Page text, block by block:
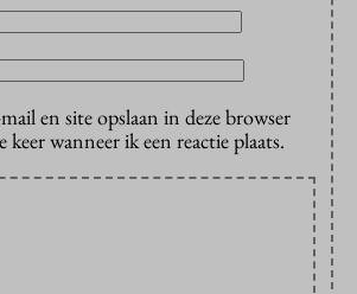
en site opslaan in deze browser
keer wanneer ik een reactie plaats.